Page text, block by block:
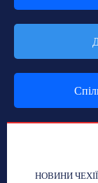
НОВИНИ ЧЕХІЇ